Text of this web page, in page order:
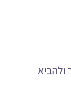
ולהביא